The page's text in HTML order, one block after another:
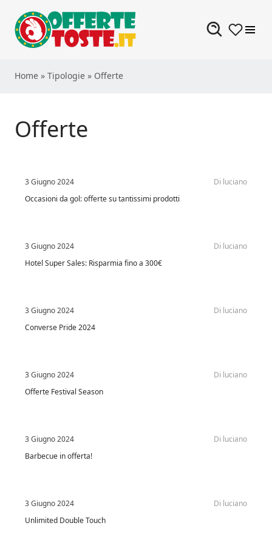
Home » Tipologie » Offerte
Offerte
3 Giugno 2024 Di luciano
Occasioni da gol: offerte su tantissimi prodotti
3 Giugno 2024 Di luciano
Hotel Super Sales: Risparmia fino a 300€
3 Giugno 2024 Di luciano
Converse Pride 2024
3 Giugno 2024 Di luciano
Offerte Festival Season
3 Giugno 2024 Di luciano
Barbecue in offerta!
3 Giugno 2024 Di luciano
Unlimited Double Touch